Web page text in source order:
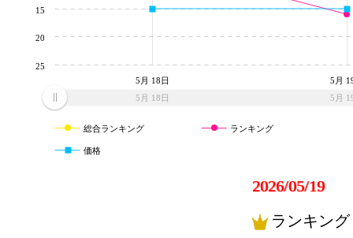
5月 18日 5月
5月 18日 5月
15
20
25
総合ランキング ランキング
価格
2026/05/19
ランキン